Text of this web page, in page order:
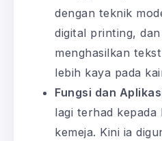
dengan teknik
digital printing,
menghasilkan
lebih kaya pada
Fungsi dan
lagi terhad kepada
kemeja. Kini ia